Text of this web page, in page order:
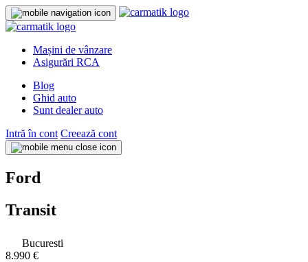
Mașini de vânzare
Asigurări RCA
Blog
Ghid auto
Sunt dealer auto
Intră în cont Creează cont
Ford
Transit
Bucuresti
8.990 €